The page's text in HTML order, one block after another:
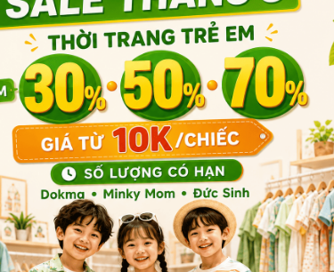
tính năng: khăn
từ chất liệu sợi
làn da mỏng
không chứa tạp
túi nilon có
phẩm cùng phân khúc